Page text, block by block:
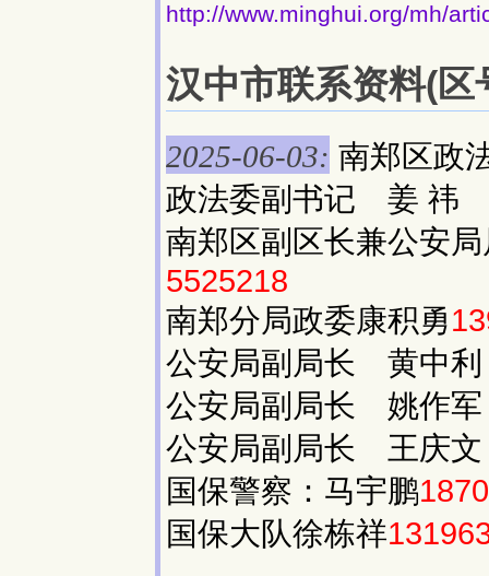
http://www.minghui.org/mh/
汉中市联系资料(区
2025-06-03: 南郑区
政法委副书记 姜
南郑区副区长兼公
5525218
南郑分局政委康积勇
公安局副局长 黄中
公安局副局长 姚作
公安局副局长 王庆
国保警察：马宇鹏
国保大队徐栋祥